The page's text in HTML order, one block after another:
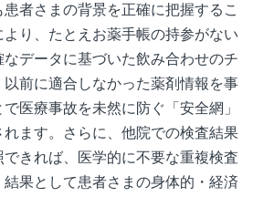
者さまの背景を正確に把握するこ
り、たとえお薬手帳の持参がない
データに基づいた飲み合わせのチ
以前に適合しなかった薬剤情報を事
医療事故を未然に防ぐ「安全網」
ます。さらに、他院での検査結果
きれば、医学的に不要な重複検査
果として患者さまの身体的・経済